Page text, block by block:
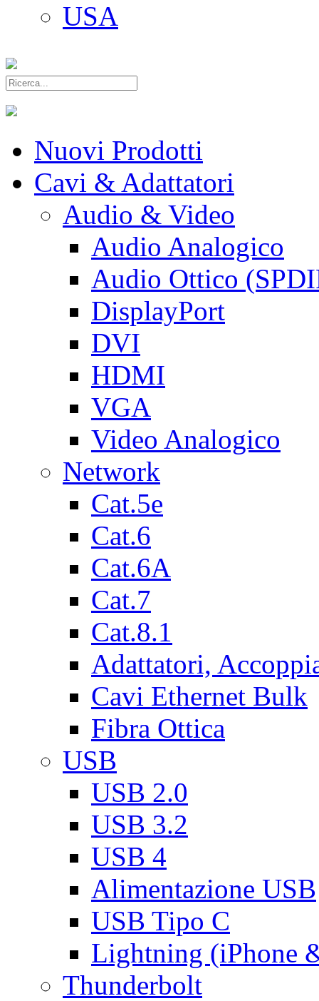
USA
Nuovi Prodotti
Cavi & Adattatori
Audio & Video
Audio Analogico
Audio Ottico
DisplayPort
DVI
HDMI
VGA
Video Analogico
Network
Cat.5e
Cat.6
Cat.6A
Cat.7
Cat.8.1
Adattatori,
Cavi Ethernet Bulk
Fibra Ottica
USB
USB 2.0
USB 3.2
USB 4
Alimentazione USB
USB Tipo C
Lightning (iPhone
Thunderbolt